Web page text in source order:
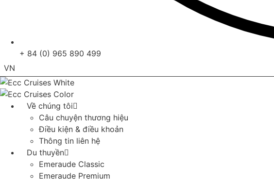
+ 84 (0) 965 890 499
VN
EN
Về chúng tôi
Câu chuyện thương hiệu
Điều kiện & điều khoản
Thông tin liên hệ
Du thuyền
Emeraude Classic
Emeraude Premium